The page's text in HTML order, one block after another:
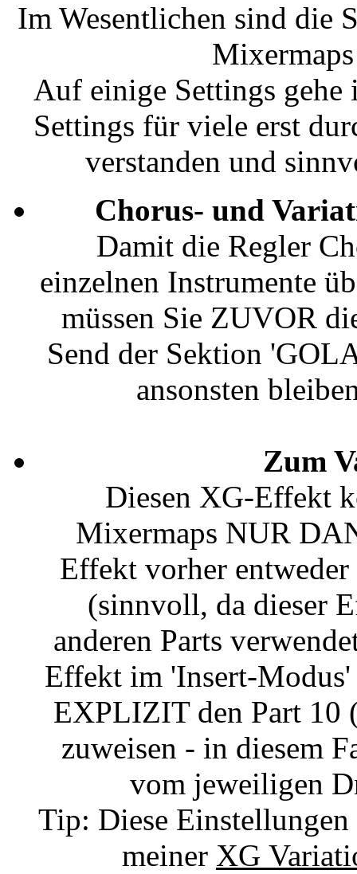
Im Wesentlichen sind die
Auf einige Settings gehe
Settings für viele erst
verstanden und
Chorus- und
Damit die Regler
einzelnen Instrumente
müssen Sie ZUVOR
Send der Sektion
ansonsten
Zum
Diesen XG-Effekt
Mixermaps NUR
Effekt vorher
(sinnvoll, da dieser
anderen Parts
Effekt im 'Insert-
EXPLIZIT den Part 10
zuweisen - in diesem
vom jeweiligen
Tip: Diese
meiner XG